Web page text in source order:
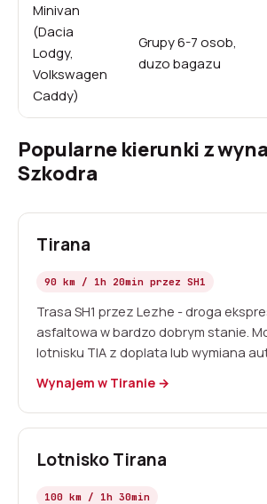
Minivan
(Dacia
Lodgy,
Volkswagen
Caddy)
Grupy 6-7 osob,
duzo bagazu
Popularne kierunki z
Szkodra
Tirana
90 km / 1h 20min przez SH1
Trasa SH1 przez Lezhe - droga
asfaltowa w bardzo dobrym stanie.
lotnisku TIA z doplata lub wymiana
Wynajem w Tiranie →
Lotnisko Tirana
100 km / 1h 30min